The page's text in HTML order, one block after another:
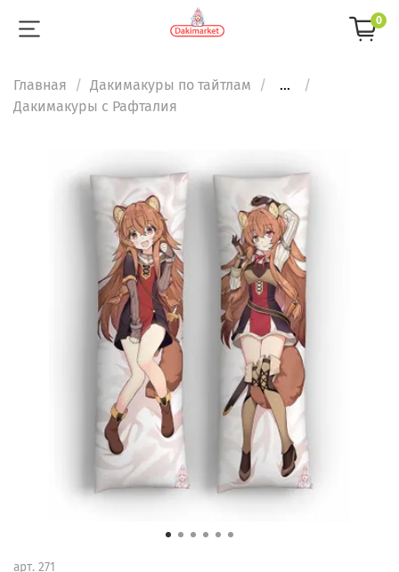
0
Главная Дакимакуры по тайтлам
...
Дакимакуры с Рафталия
арт. 271